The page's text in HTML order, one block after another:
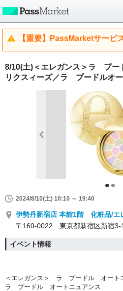
【重要】PassMarketサービ
8/10(土)＜エレガンス＞ラ プ
リクスィーズ／ラ プードルオ
2024/8/10(土) 10:10 ～ 19:40
伊勢丹新宿店 本館1階 化粧品/エ
〒160-0022 東京都新宿区新宿3-
イベント情報
＜エレガンス＞ ラ プードル オート
ラ プードル オートニュアンス